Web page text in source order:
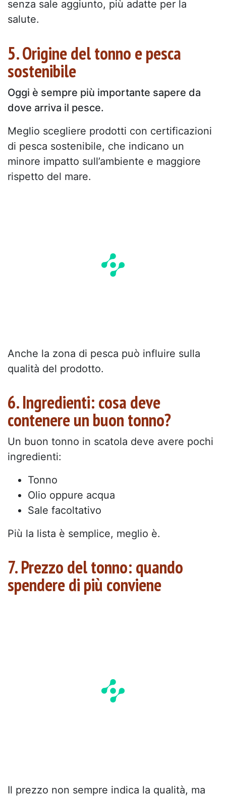
senza sale aggiunto, più adatte per la
salute.
5. Origine del tonno e pesca
sostenibile
Oggi è sempre più importante sapere da
dove arriva il pesce.
Meglio scegliere prodotti con certificazioni
di pesca sostenibile, che indicano un
minore impatto sull’ambiente e maggiore
rispetto del mare.
Anche la zona di pesca può influire sulla
qualità del prodotto.
6. Ingredienti: cosa deve
contenere un buon tonno?
Un buon tonno in scatola deve avere pochi
ingredienti:
Tonno
Olio oppure acqua
Sale facoltativo
Più la lista è semplice, meglio è.
7. Prezzo del tonno: quando
spendere di più conviene
Il prezzo non sempre indica la qualità, ma